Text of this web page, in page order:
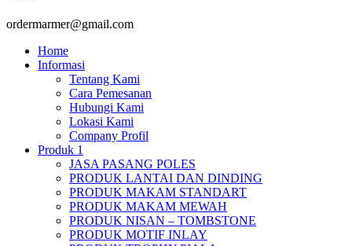
ordermarmer@gmail.com
Home
Informasi
Tentang Kami
Cara Pemesanan
Hubungi Kami
Lokasi Kami
Company Profil
Produk 1
JASA PASANG POLES
PRODUK LANTAI DAN DINDING
PRODUK MAKAM STANDART
PRODUK MAKAM MEWAH
PRODUK NISAN – TOMBSTONE
PRODUK MOTIF INLAY